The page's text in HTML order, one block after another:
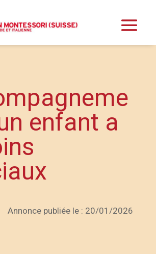
enfant a
Annonce publiée le : 20/01/2026